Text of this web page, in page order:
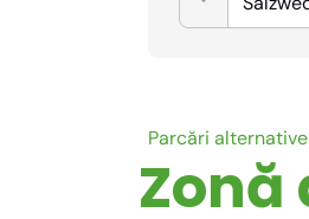
Parcări